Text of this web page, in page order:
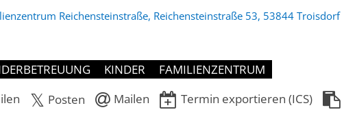
Reichensteinstraße, Reichensteinstraße 53, 53844 Troisdorf
KINDER
FAMILIENZENTRUM
Posten Mailen Termin exportieren (ICS)